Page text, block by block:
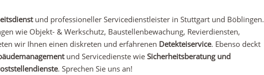
und professioneller Servicedienstleister in Stuttgart und Böblingen.
wie Objekt- & Werkschutz, Baustellenbewachung, Revierdiensten,
wir Ihnen einen diskreten und erfahrenen Detekteiservice. Ebenso deckt
und Servicedienste wie Sicherheitsberatung und
. Sprechen Sie uns an!